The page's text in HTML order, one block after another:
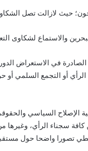
حيث لازالت تصل
والاستماع لشكاوى
في الاستعراض
أو التجمع السلمي أو
الإصلاح السياسي
كافة سجناء الرأي،
تصورا واضحا حول